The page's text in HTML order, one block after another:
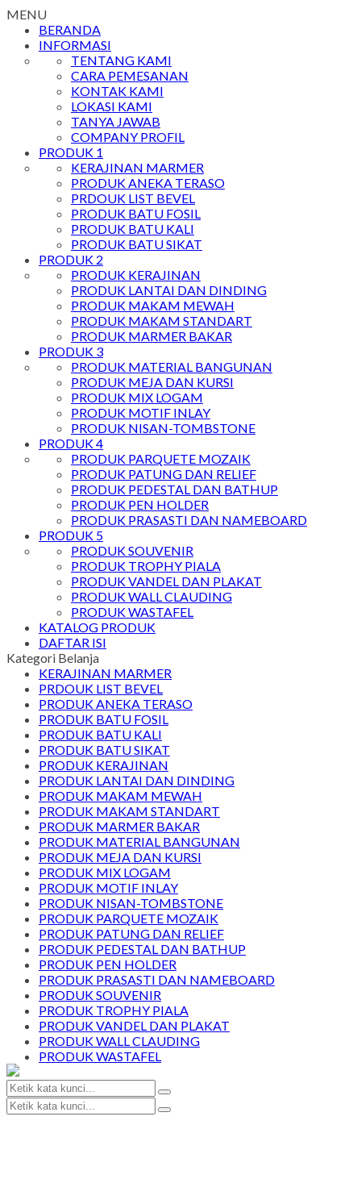
MENU
BERANDA
INFORMASI
TENTANG KAMI
CARA PEMESANAN
KONTAK KAMI
LOKASI KAMI
TANYA JAWAB
COMPANY PROFIL
PRODUK 1
KERAJINAN MARMER
PRODUK ANEKA TERASO
PRDOUK LIST BEVEL
PRODUK BATU FOSIL
PRODUK BATU KALI
PRODUK BATU SIKAT
PRODUK 2
PRODUK KERAJINAN
PRODUK LANTAI DAN DINDING
PRODUK MAKAM MEWAH
PRODUK MAKAM STANDART
PRODUK MARMER BAKAR
PRODUK 3
PRODUK MATERIAL BANGUNAN
PRODUK MEJA DAN KURSI
PRODUK MIX LOGAM
PRODUK MOTIF INLAY
PRODUK NISAN-TOMBSTONE
PRODUK 4
PRODUK PARQUETE MOZAIK
PRODUK PATUNG DAN RELIEF
PRODUK PEDESTAL DAN BATHUP
PRODUK PEN HOLDER
PRODUK PRASASTI DAN NAMEBOARD
PRODUK 5
PRODUK SOUVENIR
PRODUK TROPHY PIALA
PRODUK VANDEL DAN PLAKAT
PRODUK WALL CLAUDING
PRODUK WASTAFEL
KATALOG PRODUK
DAFTAR ISI
Kategori Belanja
KERAJINAN MARMER
PRDOUK LIST BEVEL
PRODUK ANEKA TERASO
PRODUK BATU FOSIL
PRODUK BATU KALI
PRODUK BATU SIKAT
PRODUK KERAJINAN
PRODUK LANTAI DAN DINDING
PRODUK MAKAM MEWAH
PRODUK MAKAM STANDART
PRODUK MARMER BAKAR
PRODUK MATERIAL BANGUNAN
PRODUK MEJA DAN KURSI
PRODUK MIX LOGAM
PRODUK MOTIF INLAY
PRODUK NISAN-TOMBSTONE
PRODUK PARQUETE MOZAIK
PRODUK PATUNG DAN RELIEF
PRODUK PEDESTAL DAN BATHUP
PRODUK PEN HOLDER
PRODUK PRASASTI DAN NAMEBOARD
PRODUK SOUVENIR
PRODUK TROPHY PIALA
PRODUK VANDEL DAN PLAKAT
PRODUK WALL CLAUDING
PRODUK WASTAFEL